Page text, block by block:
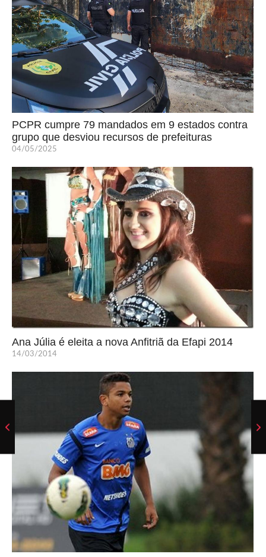
PCPR cumpre 79 mandados em 9 estados contra
grupo que desviou recursos de prefeituras
04/05/2025
Ana Júlia é eleita a nova Anfitriã da Efapi 2014
14/03/2014